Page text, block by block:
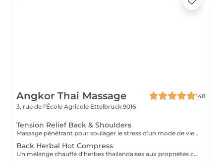
Angkor Thai Massage
148
3, rue de l'École Agricole Ettelbruck 9016
Tension Relief Back & Shoulders
Massage pénétrant pour soulager le stress d'un mode de vie trépidant ciblant les zones à problèmes de tension et des tissus et muscles conjonctifs du dos raides ou tendus.
Back Herbal Hot Compress
Un mélange chauffé d'herbes thaïlandaises aux propriétés cicatrisantes dans une compresse de tissu appliquée sur le dos pour soulager les courbatures et les raideurs.